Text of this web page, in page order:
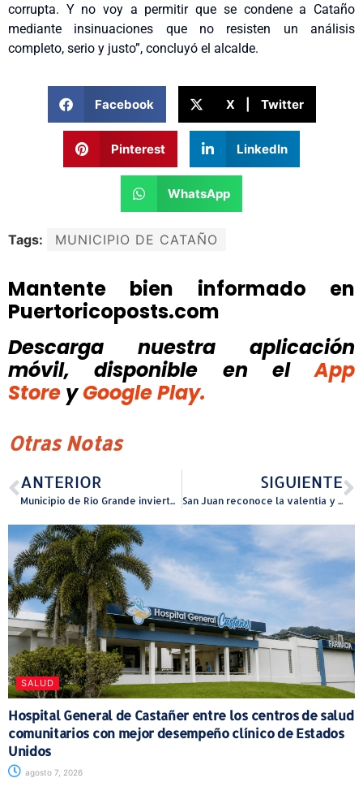
corrupta. Y no voy a permitir que se condene a Cataño
mediante insinuaciones que no resisten un análisis
completo, serio y justo”, concluyó el alcalde.
Facebook X | Twitter
Pinterest LinkedIn
WhatsApp
Tags: MUNICIPIO DE CATAÑO
Mantente bien informado en
Puertoricoposts.com
Descarga nuestra aplicación
móvil, disponible
en el
App
Store y Google Play.
Otras Notas
ANTERIOR
Municipio de Río Grande invierte $53,000 para apoyar instituciones educativas en el marco de la Semana Educativa
SIGUIENTE
San Juan reconoce la valentía y compromiso de la Policía Municipal durante ceremonia de Valores del Año 2025
SALUD
Hospital General de Castañer entre los centros de salud
comunitarios con mejor desempeño clínico de Estados
Unidos
agosto 7, 2026